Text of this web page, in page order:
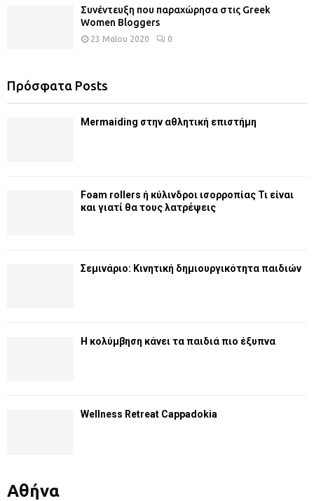
Συνέντευξη που παραχώρησα στις Greek
Women Bloggers
23 Μαΐου 2020 0
Πρόσφατα Posts
Mermaiding στην αθλητική επιστήμη
Foam rollers ή κύλινδροι ισορροπίας Τι είναι
και γιατί θα τους λατρέψεις
Σεμινάριο: Κινητική δημιουργικότητα παιδιών
Η κολύμβηση κάνει τα παιδιά πιο έξυπνα
Wellness Retreat Cappadokia
Αθήνα